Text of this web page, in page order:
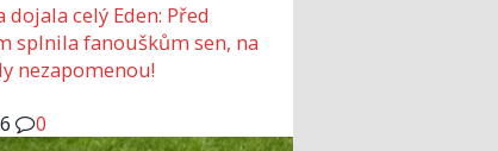
dojala celý Eden: Před
splnila fanouškům sen, na
nezapomenou!
0